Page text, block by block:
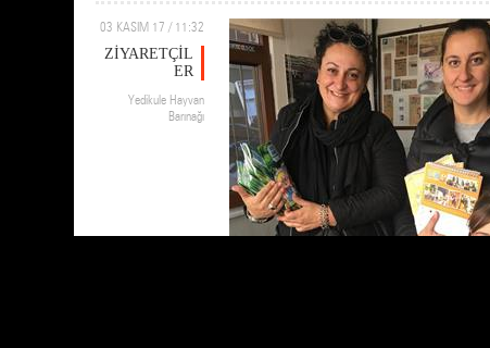
03 KASIM 17 / 11:32
ZİYARETÇİL
ER
Yedikule Hayvan
Barınağı